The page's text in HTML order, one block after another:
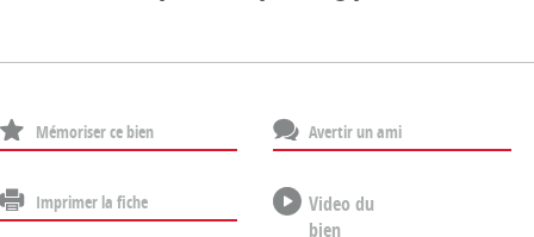
Mémoriser ce bien Avertir un ami
Imprimer la fiche
Video du
bien